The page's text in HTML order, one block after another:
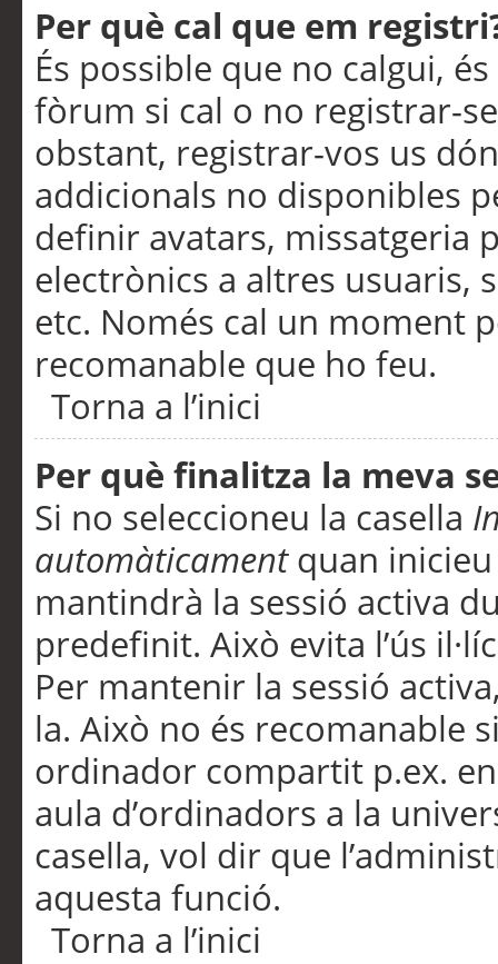
Per què cal que em
És possible que no calgui,
fòrum si cal o no registrar-
obstant, registrar-vos us
addicionals no disponibles
definir avatars, missatgeria
electrònics a altres usuaris,
etc. Només cal un moment
recomanable que ho feu.
Torna a l’inici
Per què finalitza la meva
Si no seleccioneu la casella
automàticamentquan inicieu
mantindrà la sessió activa
predefinit. Això evita l’ús
Per mantenir la sessió
la. Això no és recomanable
ordinador compartit p.ex.
aula d’ordinadors a la
casella, vol dir que
aquesta funció.
Torna a l’inici